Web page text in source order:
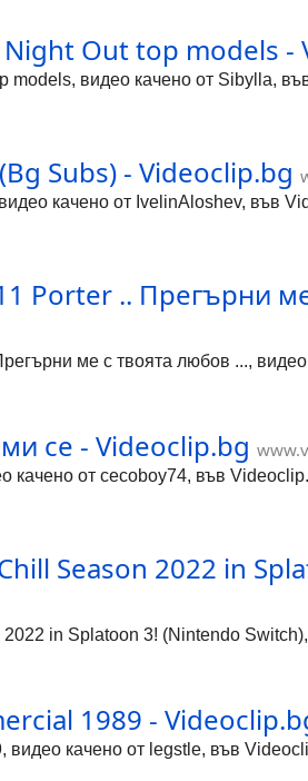
Out top models -
видео качено от Sibylla,
Subs) - Videoclip.bg
качено от IvelinAloshev, във
Porter .. Прегърни
ме с твоята любов ...,
се - Videoclip.bg
качено от cecoboy74, във
Season 2022 in
in Splatoon 3! (Nintendo
1989 -
качено от legstle, във